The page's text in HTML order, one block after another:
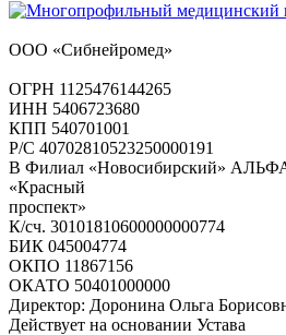
ООО «Сибнейромед»
ОГРН 1125476144265
ИНН 5406723680
КПП 540701001
Р/С 40702810523250000191
В Филиал «Новосибирский»
«Красный
проспект»
К/сч. 30101810600000000774
БИК 045004774
ОКПО 11867156
ОКАТО 50401000000
Директор: Доронина Ольга
Действует на основании Устава